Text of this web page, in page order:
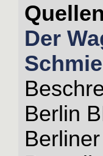
Der
Berlin